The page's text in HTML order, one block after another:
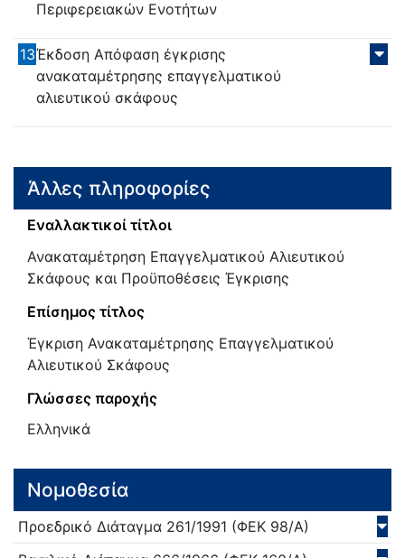
Περιφερειακών Ενοτήτων
13Έκδοση Απόφαση έγκρισης
ανακαταμέτρησης επαγγελματικού
αλιευτικού σκάφους
Άλλες πληροφορίες
Εναλλακτικοί τίτλοι
Ανακαταμέτρηση Επαγγελματικού Αλιευτικού
Σκάφους και Προϋποθέσεις Έγκρισης
Επίσημος τίτλος
Έγκριση Ανακαταμέτρησης Επαγγελματικού
Αλιευτικού Σκάφους
Γλώσσες παροχής
Ελληνικά
Νομοθεσία
Προεδρικό Διάταγμα 261/1991 (ΦΕΚ 98/Α)